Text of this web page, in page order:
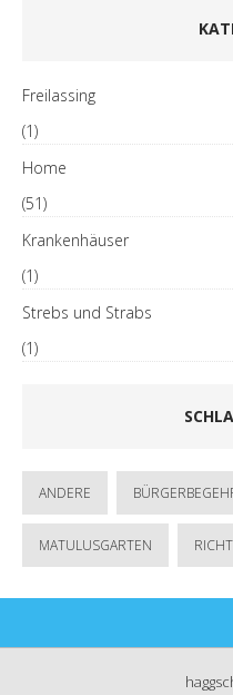
Freilassing
(1)
Home
(51)
Krankenhäuser
(1)
Strebs und Strabs
(1)
ANDERE
MATULUSGARTEN